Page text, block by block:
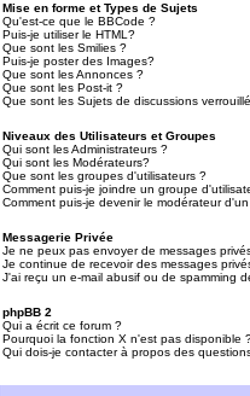
Mise en forme et Types de Sujets
Qu'est-ce que le BBCode ?
Puis-je utiliser le HTML?
Que sont les Smilies ?
Puis-je poster des Images?
Que sont les Annonces ?
Que sont les Post-it ?
Que sont les Sujets de discussions
Niveaux des Utilisateurs et Groupes
Qui sont les Administrateurs ?
Qui sont les Modérateurs?
Que sont les groupes d'utilisateurs ?
Comment puis-je joindre un groupe
Comment puis-je devenir le modérateur
Messagerie Privée
Je ne peux pas envoyer de messages
Je continue de recevoir des messages
J'ai reçu un e-mail abusif ou de spamming
phpBB 2
Qui a écrit ce forum ?
Pourquoi la fonction X n'est pas disponible
Qui dois-je contacter à propos des